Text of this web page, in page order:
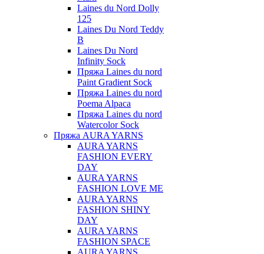
Laines du Nord Dolly
125
Laines Du Nord Teddy
B
Laines Du Nord
Infinity Sock
Пряжа Laines du nord
Paint Gradient Sock
Пряжа Laines du nord
Poema Alpaca
Пряжа Laines du nord
Watercolor Sock
Пряжа AURA YARNS
AURA YARNS
FASHION EVERY
DAY
AURA YARNS
FASHION LOVE ME
AURA YARNS
FASHION SHINY
DAY
AURA YARNS
FASHION SPACE
AURA YARNS